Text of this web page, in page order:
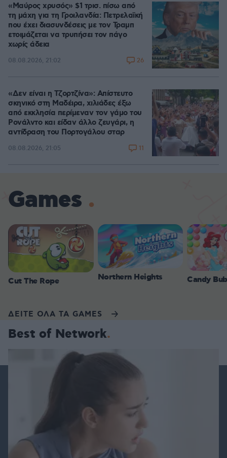
«Μαύρος χρυσός» $1 τρισ. πίσω από
τη μάχη για τη Γροιλανδία: Πετρελαϊκή
που έχει διασυνδέσεις με τον Τραμπ
ετοιμάζεται να τρυπήσει τον πάγο
χωρίς άδεια
08.08.2026, 21:02 26
«Δεν είναι η Τζορτζίνα»: Απίστευτο
σκηνικό στη Μαδέιρα, χιλιάδες έξω
από εκκλησία περίμεναν τον γάμο του
Ρονάλντο και είδαν άλλο ζευγάρι, η
αντίδραση του Πορτογάλου σταρ
08.08.2026, 21:05 11
Games
Cut The Rope Northern Heights Candy
ΔΕΙΤΕ ΟΛΑ ΤΑ GAMES
Best of Network